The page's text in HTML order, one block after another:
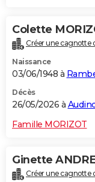
Colette
Créer une cagnotte
Naissance
03/06/1948 à
Décès
26/05/2026 à
Famille MORIZOT
Ginette
Créer une cagnotte